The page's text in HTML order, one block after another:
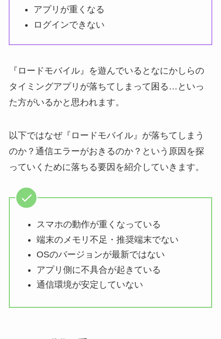
アプリが重くなる
ログインできない
『ロードモバイル』を遊んでいるとなにかしらの
タイミングアプリが落ちてしまって困る…といっ
た方がいるかと思われます。
以下ではなぜ『ロードモバイル』が落ちてしまう
のか？通信エラーがおきるのか？という原因を探
っていくために落ちる要因を紹介していきます。
スマホの動作が重くなっている
端末のメモリ不足・推奨端末でない
OSのバージョンが最新ではない
アプリ側に不具合が起きている
通信環境が安定していない